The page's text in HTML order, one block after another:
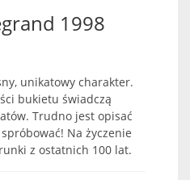
1998
unikatowy charakter.
bukietu świadczą
Trudno jest opisać
Na życzenie
z ostatnich 100 lat.